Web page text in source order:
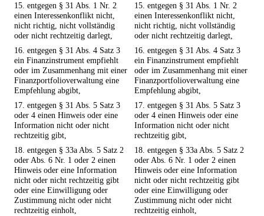
15. entgegen § 31 Abs. 1 Nr. 2
einen Interessenkonflikt nicht,
nicht richtig, nicht vollständig
oder nicht rechtzeitig darlegt,
15. entgegen § 31 Abs. 1 Nr. 2
einen Interessenkonflikt nicht,
nicht richtig, nicht vollständig
oder nicht rechtzeitig darlegt,
16. entgegen § 31 Abs. 4 Satz 3
ein Finanzinstrument empfiehlt
oder im Zusammenhang mit einer
Finanzportfolioverwaltung eine
Empfehlung abgibt,
16. entgegen § 31 Abs. 4 Satz 3
ein Finanzinstrument empfiehlt
oder im Zusammenhang mit einer
Finanzportfolioverwaltung eine
Empfehlung abgibt,
17. entgegen § 31 Abs. 5 Satz 3
oder 4 einen Hinweis oder eine
Information nicht oder nicht
rechtzeitig gibt,
17. entgegen § 31 Abs. 5 Satz 3
oder 4 einen Hinweis oder eine
Information nicht oder nicht
rechtzeitig gibt,
18. entgegen § 33a Abs. 5 Satz 2
oder Abs. 6 Nr. 1 oder 2 einen
Hinweis oder eine Information
nicht oder nicht rechtzeitig gibt
oder eine Einwilligung oder
Zustimmung nicht oder nicht
rechtzeitig einholt,
18. entgegen § 33a Abs. 5 Satz 2
oder Abs. 6 Nr. 1 oder 2 einen
Hinweis oder eine Information
nicht oder nicht rechtzeitig gibt
oder eine Einwilligung oder
Zustimmung nicht oder nicht
rechtzeitig einholt,